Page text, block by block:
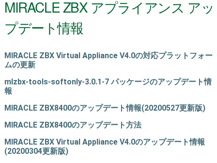
MIRACLE ZBX アプライアンス アッ
プデート情報
MIRACLE ZBX Virtual Appliance V4.0の対応プラットフォー
ムの更新
mlzbx-tools-softonly-3.0.1-7 パッケージのアップデート情
報
MIRACLE ZBX8400のアップデート情報(20200527更新版)
MIRACLE ZBX8400のアップデート方法
MIRACLE ZBX Virtual Appliance V4.0のアップデート情報
(20200304更新版)